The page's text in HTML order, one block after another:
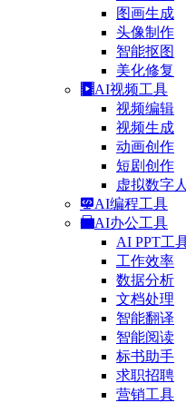
图画生成
头像制作
智能抠图
美化修复
AI视频工具
视频编辑
视频生成
动画创作
短剧创作
虚拟数字人
AI编程工具
AI办公工具
AI PPT工
工作效率
数据分析
文档处理
智能翻译
智能阅读
标书助手
求职招聘
营销工具